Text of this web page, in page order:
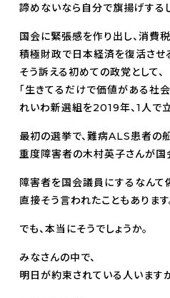
諦めないなら自分で旗揚げする
国会に緊張感を作り出し、消費税
積極財政で日本経済を復活させ
そう訴える初めての政党として、
「生きてるだけで価値がある社会
れいわ新選組を2019年、1人で
最初の選挙で、難病ALS患者の
重度障害者の木村英子さんが国
障害者を国会議員にするなんて
直接そう言われたこともあります
でも、本当にそうでしょうか。
みなさんの中で、
明日が約束されている人いますか